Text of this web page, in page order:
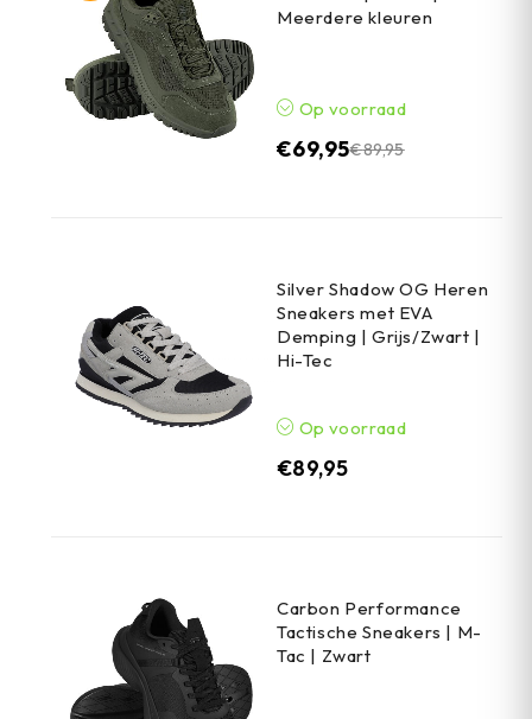
Meerdere kleuren
Op voorraad
€89,95
€69,95
Silver Shadow OG Heren
Sneakers met EVA
Demping | Grijs/Zwart |
Hi-Tec
Op voorraad
€89,95
Carbon Performance
Tactische Sneakers | M-
Tac | Zwart